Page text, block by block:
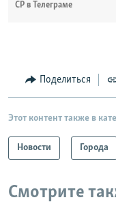
СР в Телеграме
Поделиться
Этот контент также в
Новости Города
Смотрите